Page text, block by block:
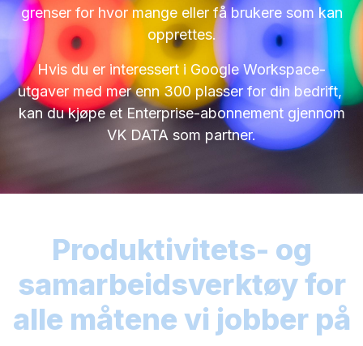
grenser for hvor mange eller få brukere som kan
opprettes.
Hvis du er interessert i Google Workspace-
utgaver med mer enn 300 plasser for din bedrift,
kan du kjøpe et Enterprise-abonnement gjennom
VK DATA som partner.
Produktivitets- og
samarbeidsverktøy for
alle måtene vi jobber på